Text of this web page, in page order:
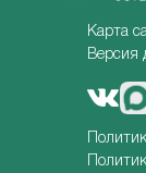
Карта
Версия